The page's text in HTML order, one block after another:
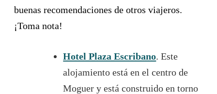
buenas recomendaciones de otros viajeros.
¡Toma nota!
Hotel Plaza Escribano. Este
alojamiento está en el centro de
Moguer y está construido en torno